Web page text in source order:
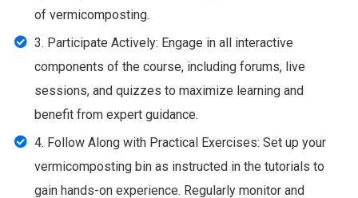
of vermicomposting.
3. Participate Actively: Engage in all interactive
components of the course, including forums, live
sessions, and quizzes to maximize learning and
benefit from expert guidance.
4. Follow Along with Practical Exercises: Set up your
vermicomposting bin as instructed in the tutorials to
gain hands-on experience. Regularly monitor and